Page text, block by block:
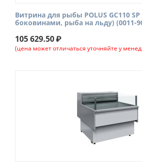
Витрина для рыбы POLUS GC110 SP
боковинами, рыба на льду) (0011-
105 629.50₽
(цена может отличаться уточняйте у